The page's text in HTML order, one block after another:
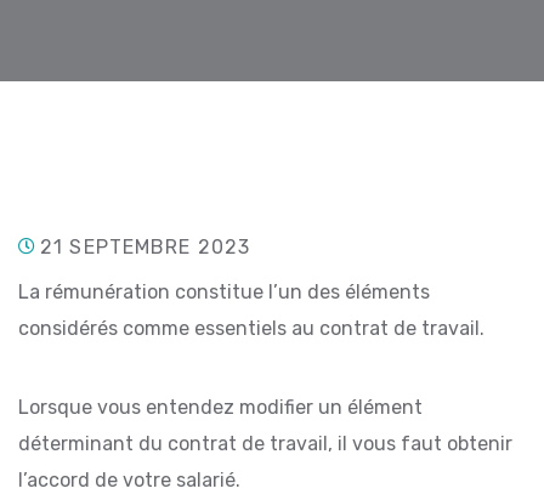
21 SEPTEMBRE 2023
La rémunération constitue l’un des éléments
considérés comme essentiels au contrat de travail.
Lorsque vous entendez modifier un élément
déterminant du contrat de travail, il vous faut obtenir
l’accord de votre salarié.